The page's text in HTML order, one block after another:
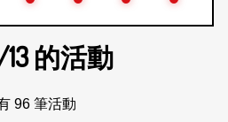
13的活動
96 筆活動